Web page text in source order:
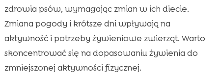
zdrowia psów, wymagając zmian w ich diecie.
Zmiana pogody i krótsze dni wpływają na
aktywność i potrzeby żywieniowe zwierząt. Warto
skoncentrować się na dopasowaniu żywienia do
zmniejszonej aktywności fizycznej.